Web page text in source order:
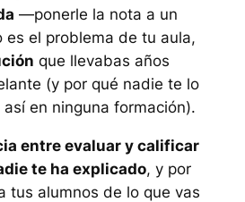
—ponerle la nota a un
el problema de tu aula,
que llevabas años
(y por qué nadie te lo
en ninguna formación).
entre evaluar y calificar
te ha explicado, y por
tus alumnos de lo que vas